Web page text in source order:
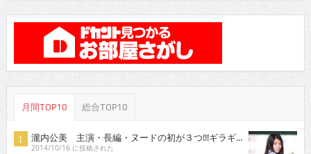
月間TOP10 総合TOP10
瀧内公美 主演・長編・ヌードの初が３つ!!!ギラギ...
2014/10/16 に投稿された